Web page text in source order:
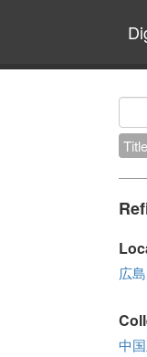
Title
広
中